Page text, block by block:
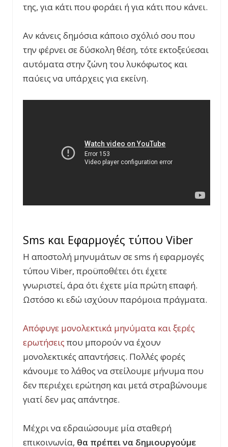
της, για κάτι που φοράει ή για κάτι που κάνει.
Αν κάνεις δημόσια κάποιο σχόλιό σου που
την φέρνει σε δύσκολη θέση, τότε εκτοξεύεσαι
αυτόματα στην ζώνη του λυκόφωτος και
παύεις να υπάρχεις για εκείνη.
Sms και Εφαρμογές τύπου Viber
Η αποστολή μηνυμάτων σε sms ή εφαρμογές
τύπου Viber, προϋποθέτει ότι έχετε
γνωριστεί, άρα ότι έχετε μία πρώτη επαφή.
Ωστόσο κι εδώ ισχύουν παρόμοια πράγματα.
Απόφυγε μονολεκτικά μηνύματα και ξερές
ερωτήσεις που μπορούν να έχουν
μονολεκτικές απαντήσεις. Πολλές φορές
κάνουμε το λάθος να στείλουμε μήνυμα που
δεν περιέχει ερώτηση και μετά στραβώνουμε
γιατί δεν μας απάντησε.
Μέχρι να εδραιώσουμε μία σταθερή
επικοινωνία, θα πρέπει να δημιουργούμε